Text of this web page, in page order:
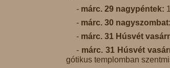
- márc. 29 nagypéntek:
- márc. 30 nagyszombat:
- márc. 31 Húsvét
- márc. 31 Húsvét
gótikus templomban